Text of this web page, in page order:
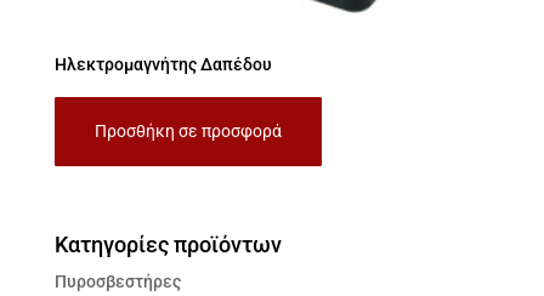
Ηλεκτρομαγνήτης Δαπέδου
Προσθήκη σε προσφορά
Κατηγορίες προϊόντων
Πυροσβεστήρες